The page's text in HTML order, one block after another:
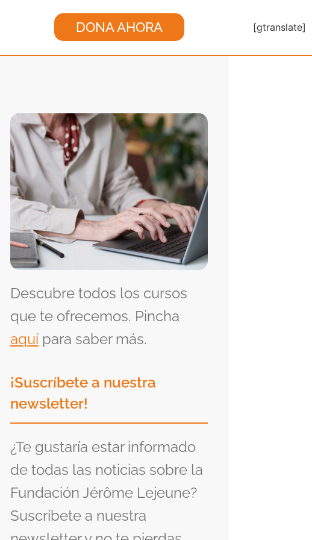
DONA AHORA [gtranslate]
Descubre todos los cursos
que te ofrecemos. Pincha
aquí para saber más.
¡Suscríbete a nuestra
newsletter!
¿Te gustaría estar informado
de todas las noticias sobre la
Fundación Jérôme Lejeune?
Suscríbete a nuestra